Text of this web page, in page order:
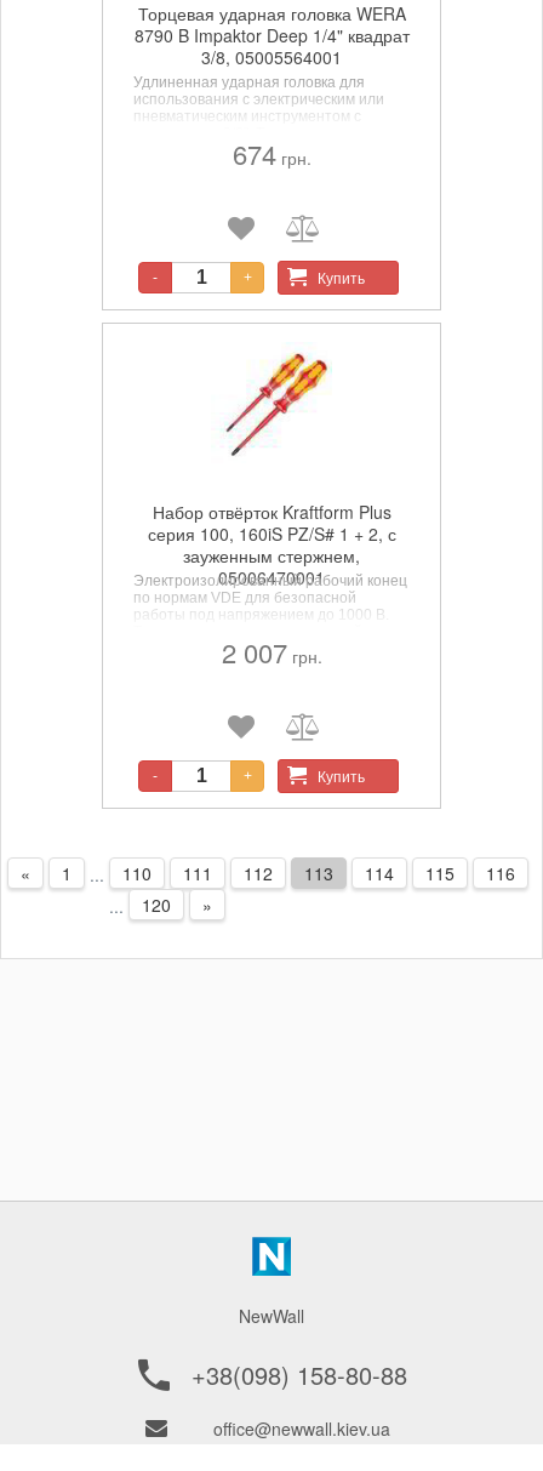
Торцевая ударная головка WERA
8790 B Impaktor Deep 1/4" квадрат
3/8, 05005564001
Удлиненная ударная головка для
использования с электрическим или
пневматическим инструментом с
использоваться для работы с глубоко
посаженным крепежом и
674грн.
- + Купить
Набор отвёрток Kraftform Plus
серия 100, 160iS PZ/S# 1 + 2, с
зауженным стержнем,
05006470001
Электроизолированный рабочий конец
по нормам VDE для безопасной
работы под напряжением до 1000 В.
скорости работы, мягкие зоны ручки
для передачи больших моментов
инструментов. С шестигранным краем
ручки для защиты от перекатывания. С
комбинированный профиль Pozidriv /
шлиц.
2 007 грн.
- + Купить
« 1 ... 110 111 112 113 114 115
116
...
120 »
NewWall
+38(098) 158-80-88
office@newwall.kiev.ua